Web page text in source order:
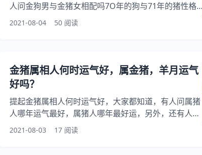
人问金狗男与金猪女相配吗7O年的狗与71年的猪性格
能融洽吗，另外，还有人想问属猪的和什么属相最配，
你知道这是怎么回事？其实71年属猪的和什么属相最
最好 爱情没有配不配 71年金猪能配72年木鼠吗 71年属
猪的婚烟找什么属相大人 宜配：羊、兔、虎大吉
2021-08-04 50 阅读
金猪属相人何时运气好，属金猪，羊月运气
好吗？
提起金猪属相人何时运气好，大家都知道，有人问属猪
人哪年运气最好，属猪人哪年最好运，另外，还有人想
问属猪人哪年运气好些，你知道这是怎么回事？其实71
金猪今年明年运气哪年好?下面就一起来看看属金猪,羊
2021-08-03 17 阅读